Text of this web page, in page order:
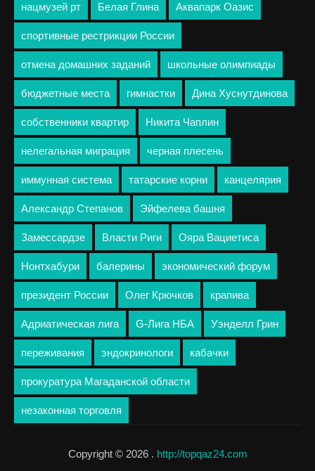
нацмузей рт Белая Глина Аквапарк Оазис
спортивные рестрикции России
отмена домашних заданий школьные олимпиады
бюджетные места гимнастки Дина Хуснутдинова
собственники квартир Никита Чаплин
нелегальная миграция черная плесень
иммунная система татарские корни канцелярия
Александр Степанов Эйфелева башня
Замессардзе Власти Риги Ояра Вациетиса
Нонтхабури балерины экономический форум
президент России Олег Крючков крапива
Адриатическая лига G-Лига НБА Уэнделл Грин
переживания эндокринологи кабачки
прокуратура Магаданской области
незаконная торговля
Copyright © 2026 . http://topqaz24.com